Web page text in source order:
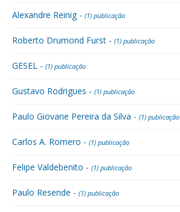
Alexandre Reinig - (1) publicação
Roberto Drumond Furst - (1) publicação
GESEL - (1) publicação
Gustavo Rodrigues - (1) publicação
Paulo Giovane Pereira da Silva - (1) publicação
Carlos A. Romero - (1) publicação
Felipe Valdebenito - (1) publicação
Paulo Resende - (1) publicação